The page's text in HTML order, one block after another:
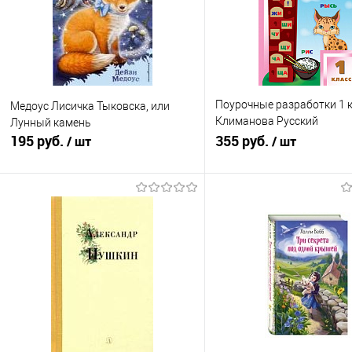
Медоус Лисичка Тыковска, или
Лунный камень
195 руб. / шт
Подписаться
Купить в 1 клик
К сравнению
В избранное
Поурочные разработки 1
Климанова Русский
язык(Перспектива)
355 руб. / шт
Купить в 1 клик
К
В избранное
В